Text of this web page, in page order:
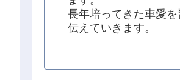
長年培ってきた車愛
伝えていきます。